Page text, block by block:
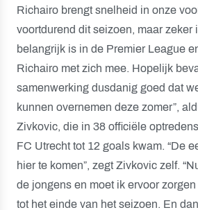
Richairo brengt snelheid in onze
voortdurend dit seizoen, maar zeker
belangrijk is in de Premier League
Richairo met zich mee. Hopelijk
samenwerking dusdanig goed dat
kunnen overnemen deze zomer”,
Zivkovic, die in 38 officiële
FC Utrecht tot 12 goals kwam. “De
hier te komen”, zegt Zivkovic zelf.
de jongens en moet ik ervoor
tot het einde van het seizoen. En